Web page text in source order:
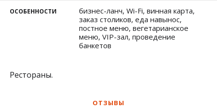
ОСОБЕННОСТИ
бизнес-ланч, Wi-Fi, винная карта,
заказ столиков, еда навынос,
постное меню, вегетарианское
меню, VIP-зал, проведение
банкетов
Рестораны.
ОТЗЫВЫ